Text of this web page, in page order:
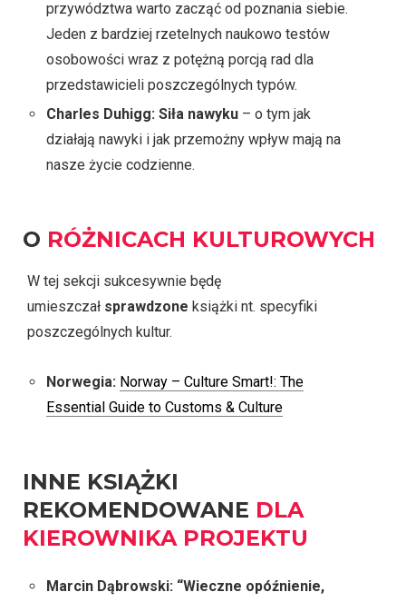
przywództwa warto zacząć od poznania siebie.
Jeden z bardziej rzetelnych naukowo testów
osobowości wraz z potężną porcją rad dla
przedstawicieli poszczególnych typów.
Charles Duhigg: Siła nawyku – o tym jak
działają nawyki i jak przemożny wpływ mają na
nasze życie codzienne.
O RÓŻNICACH KULTUROWYCH
W tej sekcji sukcesywnie będę
umieszczał sprawdzone książki nt. specyfiki
poszczególnych kultur.
Norwegia: Norway – Culture Smart!: The
Essential Guide to Customs & Culture
INNE KSIĄŻKI
REKOMENDOWANE DLA
KIEROWNIKA PROJEKTU
Marcin Dąbrowski: “Wieczne opóźnienie,